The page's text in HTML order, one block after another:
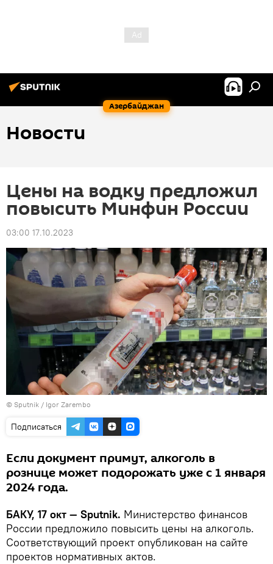
Азербайджан
Новости
Цены на водку предложил
повысить Минфин России
03:00 17.10.2023
© Sputnik / Igor Zarembo
Подписаться
Если документ примут, алкоголь в
рознице может подорожать уже с 1 января
2024 года.
БАКУ, 17 окт — Sputnik. Министерство финансов
России предложило повысить цены на алкоголь.
Соответствующий проект опубликован на сайте
проектов нормативных актов.